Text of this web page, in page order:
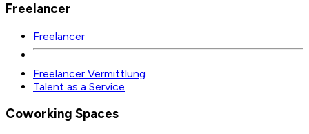
Freelancer
Freelancer
Freelancer Vermittlung
Talent as a Service
Coworking Spaces